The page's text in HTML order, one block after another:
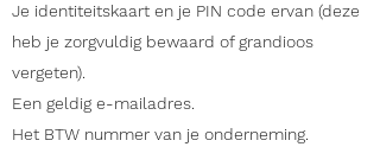
Je identiteitskaart en je PIN code ervan (deze
heb je zorgvuldig bewaard of grandioos
vergeten).
Een geldig e-mailadres.
Het BTW nummer van je onderneming.